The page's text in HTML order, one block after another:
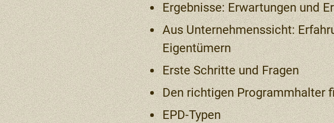
Ergebnisse: Erwartungen und
​Aus Unternehmenssicht:
Eigentümern
Erste Schritte und Fragen
​Den richtigen Programmhalter
EPD-Typen